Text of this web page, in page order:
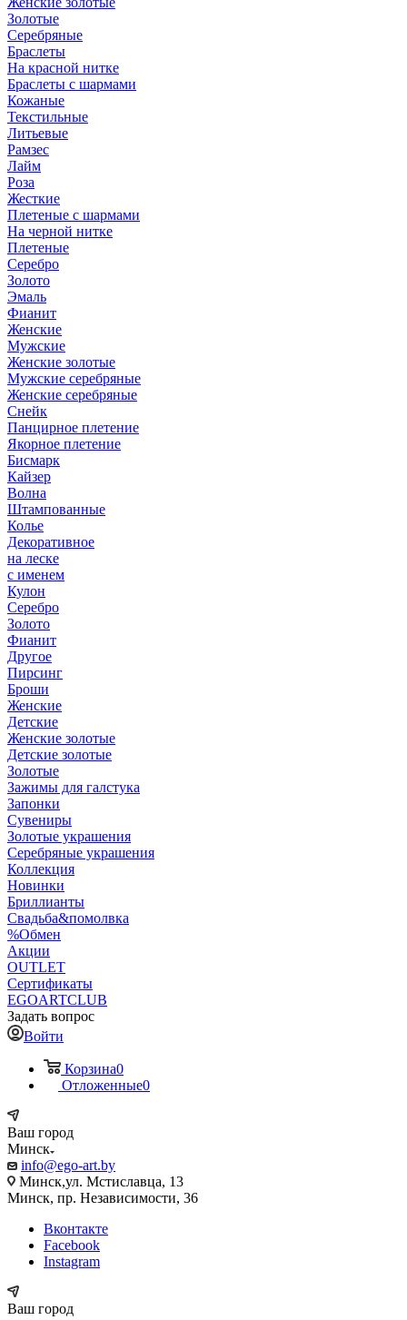
Золотые
Серебряные
Браслеты
На красной нитке
Браслеты с шармами
Кожаные
Текстильные
Литьевые
Рамзес
Лайм
Роза
Жесткие
Плетеные с шармами
На черной нитке
Плетеные
Серебро
Золото
Эмаль
Фианит
Женские
Мужские
Женские золотые
Мужские серебряные
Женские серебряные
Снейк
Панцирное плетение
Якорное плетение
Бисмарк
Кайзер
Волна
Штампованные
Колье
Декоративное
на леске
с именем
Кулон
Серебро
Золото
Фианит
Другое
Пирсинг
Броши
Женские
Детские
Женские золотые
Детские золотые
Золотые
Зажимы для галстука
Запонки
Сувениры
Золотые украшения
Серебряные украшения
Коллекция
Новинки
Бриллианты
Свадьба&помолвка
%Обмен
Акции
OUTLET
Сертификаты
EGOARTCLUB
Задать вопрос
Войти
Корзина0
Отложенные0
Ваш город
Минск
info@ego-art.by
Минск,ул. Мстиславца, 13
Минск, пр. Независимости, 36
Вконтакте
Facebook
Instagram
Ваш город